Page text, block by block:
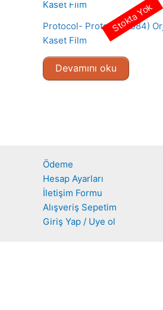
Protocol- Protokol (1984)
Kaset Film
Devamını oku
Stokta Yok
Ödeme
Hesap Ayarları
İletişim Formu
Alışveriş Sepetim
Giriş Yap / Uye ol